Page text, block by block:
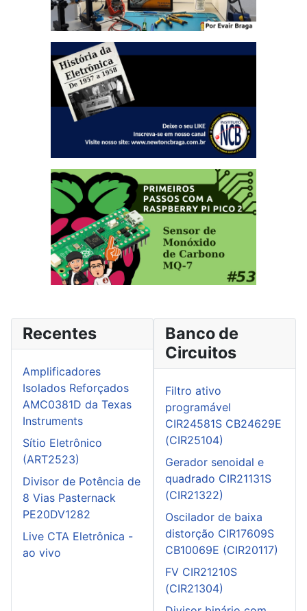
Recentes
Amplificadores
Isolados Reforçados
AMC0381D da Texas
Instruments
Sítio Eletrônico
(ART2523)
Divisor de Potência de
8 Vias Pasternack
PE20DV1282
Live CTA Eletrônica -
ao vivo
Banco de
Circuitos
Filtro ativo
programável
CIR24581S CB24629E
(CIR25104)
Gerador senoidal e
quadrado CIR21131S
(CIR21322)
Oscilador de baixa
distorção CIR17609S
CB10069E (CIR20117)
FV CIR21210S
(CIR21304)